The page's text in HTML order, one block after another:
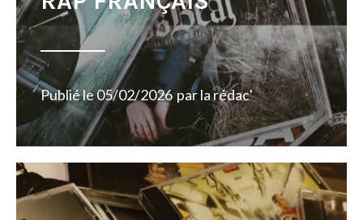
Publié le05/02/2026 parla rédac'